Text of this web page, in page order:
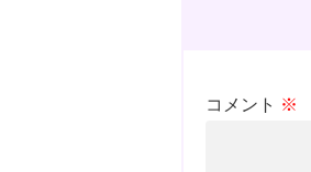
コメント ※